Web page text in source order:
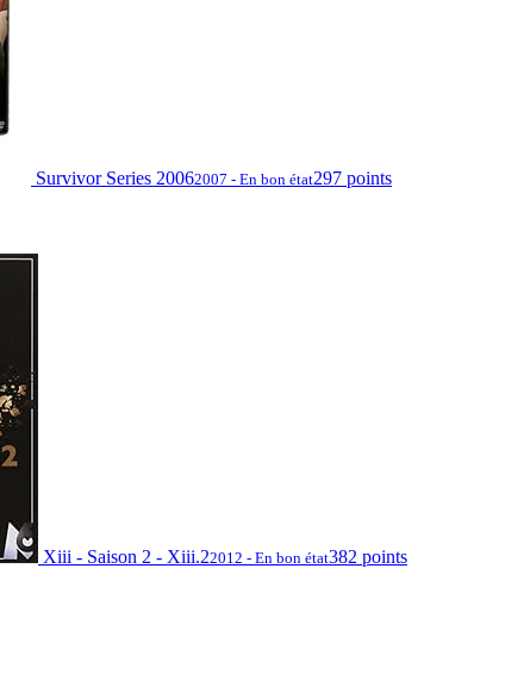
Survivor Series 20062007 - En bon état297 points
Xiii - Saison 2 - Xiii.22012 - En bon état382 points